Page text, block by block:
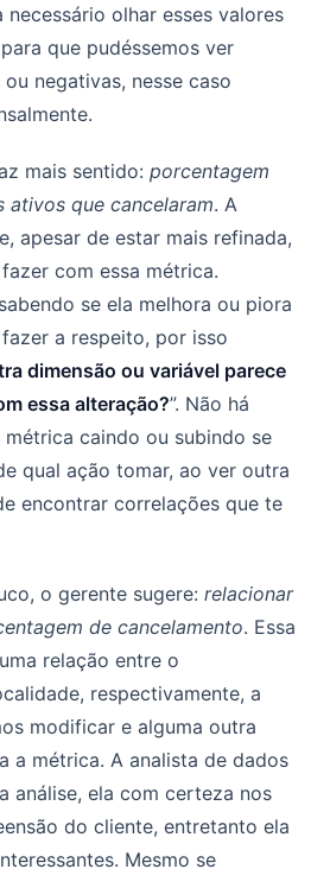
necessário olhar esses valores
que pudéssemos ver
negativas, nesse caso
mais sentido: porcentagem
ativos que cancelaram. A
apesar de estar mais refinada,
com essa métrica.
se ela melhora ou piora
a respeito, por isso
dimensão ou variável parece
essa alteração?”. Não há
caindo ou subindo se
qual ação tomar, ao ver outra
encontrar correlações que te
o gerente sugere: relacionar
de cancelamento. Essa
relação entre o
respectivamente, a
modificar e alguma outra
a métrica. A analista de dados
análise, ela com certeza nos
do cliente, entretanto ela
Mesmo se